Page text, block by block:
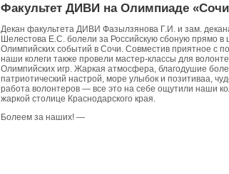
Факультет ДИВИ на Олимпиаде
Декан факультета ДИВИ Фазылзянова Г.И. и зам.
Шелестова Е.С. болели за Российскую сбоную прямо в
Олимпийских событий в Сочи. Совместив приятное с
наши колеги также провели мастер-классы для
Олимпийских игр. Жаркая атмосфера, благодушие
патриотический настрой, море улыбок и позитиваа,
работа волонтеров — все это на себе ощутили наши
жаркой столице Краснодарского края.
Болеем за наших! —